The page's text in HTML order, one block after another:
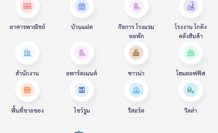
อาคารพาณิชย์ บ้านแฝด
กิจการ โรงแรม
หอพัก
โรงงาน โกดัง
คลังสินค้า
สำนักงาน อพาร์ตเมนต์ ซาวน่า โฮมออฟฟิศ
พื้นที่ขายของ โชว์รูม รีสอร์ต วิลล่า